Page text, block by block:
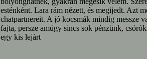
esténként. Lara rám nézett, és megijedt. Azt
chatpartnereit. A jó kocsmák mindig messze
fajta, persze amúgy sincs sok pénzünk,
egy kis lejárt